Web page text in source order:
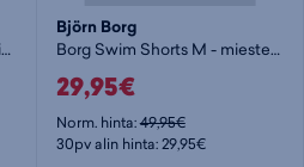
Essentials 16" Watershort - miesten uimashortsit
Björn Borg
Borg Swim Shorts M - miesten uimashortsit
29,95€
Norm. hinta:49,95€
30pv alin hinta: 29,95€